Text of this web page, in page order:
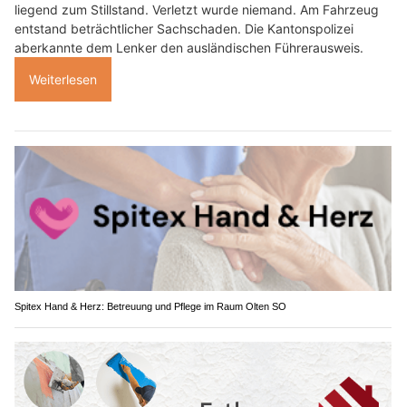
liegend zum Stillstand. Verletzt wurde niemand. Am Fahrzeug
entstand beträchtlicher Sachschaden. Die Kantonspolizei
aberkannte dem Lenker den ausländischen Führerausweis.
Weiterlesen
Spitex Hand & Herz: Betreuung und Pflege im Raum Olten SO